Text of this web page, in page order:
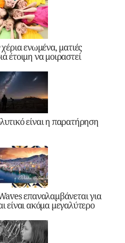
ενωμένα, ματιές
έτοιμη να μοιραστεί
είναι η παρατήρηση
επαναλαμβάνεται για
είναι ακόμα μεγαλύτερο